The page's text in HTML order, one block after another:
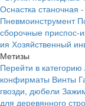
Оснастка станочная
Пневмоинструмент
сборочные приспос-
ия Хозяйственный
Метизы
Перейти в категорию
конфирматы Винты
гвозди, дюбели
для деревянного